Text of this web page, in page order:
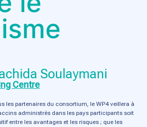
Soulaymani
Centre
les partenaires du consortium, le WP4 veillera à
administrés dans les pays participants soit
entre les avantages et les risques ; que les